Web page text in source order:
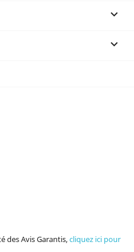


des Avis Garantis,cliquez ici pour